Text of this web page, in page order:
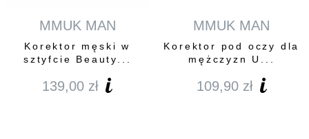
MMUK MAN
Korektor męski w
sztyfcie Beauty...
139,00 zł
MMUK MAN
Korektor pod oczy dla
mężczyzn U...
109,90 zł